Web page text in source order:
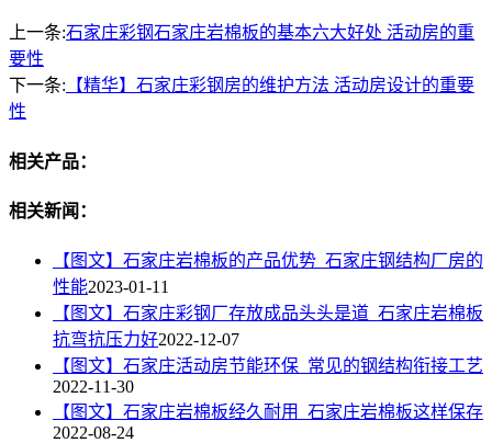
上一条:石家庄彩钢石家庄岩棉板的基本六大好处 活动房的重
要性
下一条: 【精华】石家庄彩钢房的维护方法 活动房设计的重要
性
相关产品：
相关新闻：
【图文】石家庄岩棉板的产品优势_石家庄钢结构厂房的
性能2023-01-11
【图文】石家庄彩钢厂存放成品头头是道_石家庄岩棉板
抗弯抗压力好2022-12-07
【图文】石家庄活动房节能环保_常见的钢结构衔接工艺
2022-11-30
【图文】石家庄岩棉板经久耐用_石家庄岩棉板这样保存
2022-08-24